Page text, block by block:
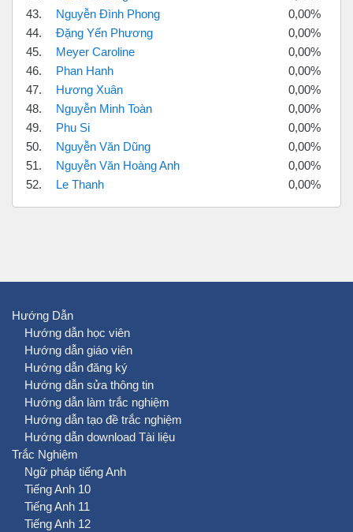
43.
Nguyễn Đình Phong
0,00%
44.
Đặng Yến Phương
0,00%
45.
Meyer Caroline
0,00%
46.
Phan Hanh
0,00%
47.
Hương Xuân
0,00%
48.
Nguyễn Minh Toàn
0,00%
49.
Phu Si
0,00%
50.
Nguyễn Văn Dũng
0,00%
51.
Nguyễn Văn Hoàng Anh
0,00%
52.
Le Thanh 0,00%
Hướng Dẫn
Hướng dẫn học viên
Hướng dẫn giáo viên
Hướng dẫn đăng ký
Hướng dẫn sửa thông tin
Hướng dẫn làm trắc nghiệm
Hướng dẫn tạo đề trắc nghiệm
Hướng dẫn download Tài liệu
Trắc Nghiệm
Ngữ pháp tiếng Anh
Tiếng Anh 10
Tiếng Anh 11
Tiếng Anh 12